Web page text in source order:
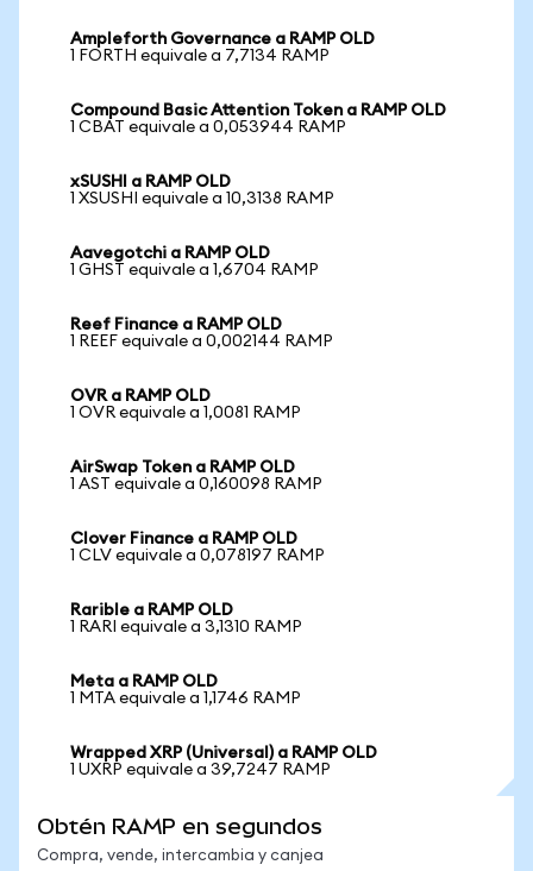
Ampleforth Governance a RAMP OLD
1 FORTH equivale a 7,7134 RAMP
Compound Basic Attention Token a RAMP OLD
1 CBAT equivale a 0,053944 RAMP
xSUSHI a RAMP OLD
1 XSUSHI equivale a 10,3138 RAMP
Aavegotchi a RAMP OLD
1 GHST equivale a 1,6704 RAMP
Reef Finance a RAMP OLD
1 REEF equivale a 0,002144 RAMP
OVR a RAMP OLD
1 OVR equivale a 1,0081 RAMP
AirSwap Token a RAMP OLD
1 AST equivale a 0,160098 RAMP
Clover Finance a RAMP OLD
1 CLV equivale a 0,078197 RAMP
Rarible a RAMP OLD
1 RARI equivale a 3,1310 RAMP
Meta a RAMP OLD
1 MTA equivale a 1,1746 RAMP
Wrapped XRP (Universal) a RAMP OLD
1 UXRP equivale a 39,7247 RAMP
Obtén RAMP en segundos
Compra, vende, intercambia y canjea